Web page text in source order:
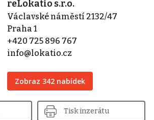
reLokatio s.r.o.
Václavské náměstí 2132/47
Praha 1
+420 725 896 767
info@lokatio.cz
Zobraz 342 nabídek
Tisk inzerátu